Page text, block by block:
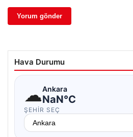
Hava Durumu
☁Ankara
NaN°C
ŞEHIR SEÇ